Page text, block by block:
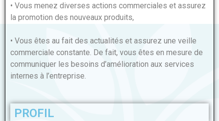
• Vous menez diverses actions commerciales et assurez
la promotion des nouveaux produits,
• Vous êtes au fait des actualités et assurez une veille
commerciale constante. De fait, vous êtes en mesure de
communiquer les besoins d’amélioration aux services
internes à l’entreprise.
PROFIL